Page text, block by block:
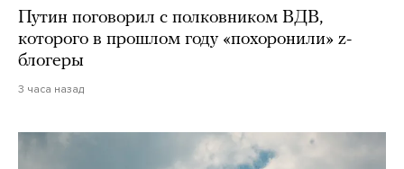
Путин поговорил с полковником ВДВ,
которого в прошлом году «похоронили» z-
блогеры
3 часа назад